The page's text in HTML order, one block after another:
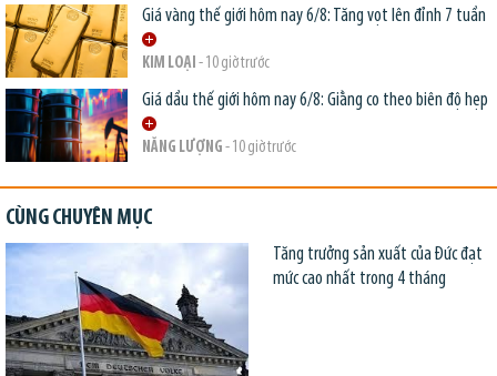
Giá vàng thế giới hôm nay 6/8: Tăng vọt lên đỉnh 7 tuần
KIM LOẠI - 10 giờ trước
Giá dầu thế giới hôm nay 6/8: Giằng co theo biên độ hẹp
NĂNG LƯỢNG - 10 giờ trước
CÙNG CHUYÊN MỤC
Tăng trưởng sản xuất của Đức đạt
mức cao nhất trong 4 tháng